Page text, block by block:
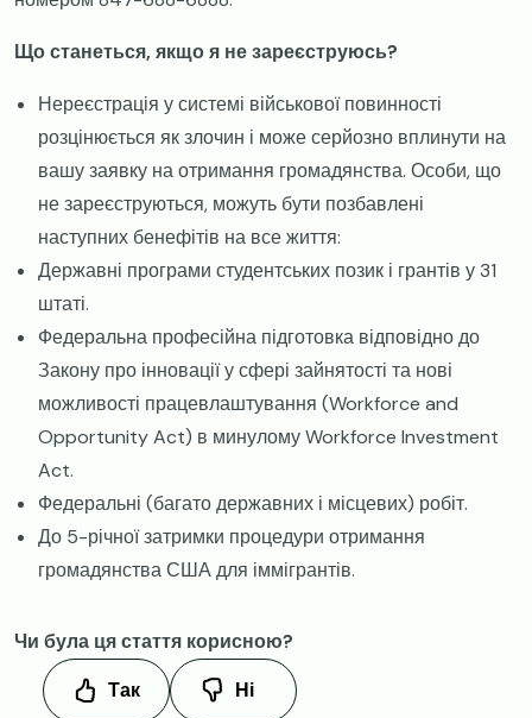
Що станеться, якщо я не зареєструюсь?
Нереєстрація у системі військової повинності
розцінюється як злочин і може серйозно вплинути на
вашу заявку на отримання громадянства. Особи, що
не зареєструються, можуть бути позбавлені
наступних бенефітів на все життя:
Державні програми студентських позик і грантів у 31
штаті.
Федеральна професійна підготовка відповідно до
Закону про інновації у сфері зайнятості та нові
можливості працевлаштування (Workforce and
Opportunity Act) в минулому Workforce Investment
Act.
Федеральні (багато державних і місцевих) робіт.
До 5-річної затримки процедури отримання
громадянства США для іммігрантів.
Чи була ця стаття корисною?
Так
Ні